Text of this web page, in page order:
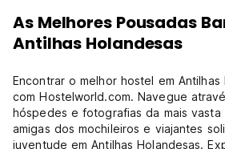
As Melhores Pousadas
Antilhas Holandesas
Encontrar o melhor hostel em
com Hostelworld.com. Navegue
hóspedes e fotografias da mais vasta
amigas dos mochileiros e viajantes
juventude em Antilhas Holandesas.